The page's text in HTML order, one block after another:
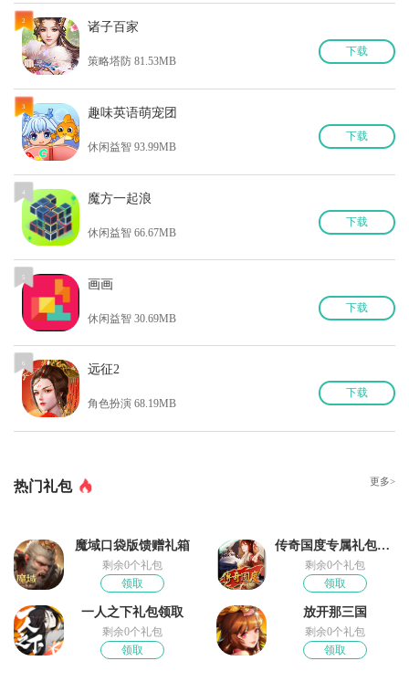
2 诸子百家
策略塔防 81.53MB
下载
3 趣味英语萌宠团
休闲益智 93.99MB
下载
4 魔方一起浪
休闲益智 66.67MB
下载
5 画画
休闲益智 30.69MB
下载
6 远征2
角色扮演 68.19MB
下载
热门礼包 更多>
魔域口袋版馈赠礼箱
剩余0个礼包
领取
传奇国度专属礼包领取
剩余0个礼包
领取
一人之下礼包领取
剩余0个礼包
领取
放开那三国
剩余0个礼包
领取